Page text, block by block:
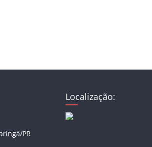
PR
Localização: